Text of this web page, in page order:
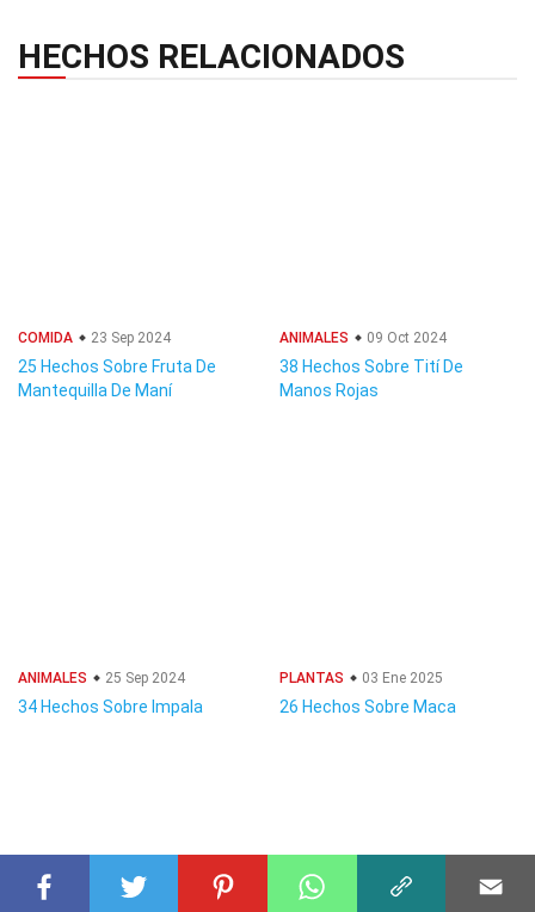
HECHOS RELACIONADOS
COMIDA 23 Sep 2024
25 Hechos Sobre Fruta De
Mantequilla De Maní
ANIMALES 09 Oct 2024
38 Hechos Sobre Tití De
Manos Rojas
ANIMALES 25 Sep 2024
34 Hechos Sobre Impala
PLANTAS 03 Ene 2025
26 Hechos Sobre Maca